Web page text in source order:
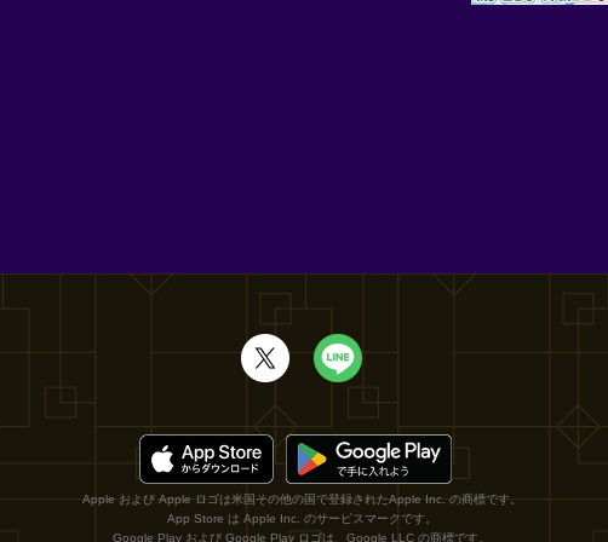
Apple および Apple ロゴは米国その他の国で登録されたApple Inc. の商標です。
App Store は Apple Inc. のサービスマークです。
Google Play および Google Play ロゴは、Google LLC の商標です。